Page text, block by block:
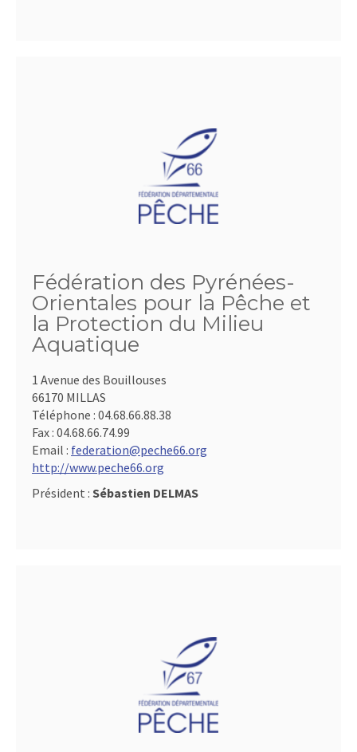
Fédération des Pyrénées-
Orientales pour la Pêche et
la Protection du Milieu
Aquatique
1 Avenue des Bouillouses
66170 MILLAS
Téléphone : 04.68.66.88.38
Fax : 04.68.66.74.99
Email : federation@peche66.org
http://www.peche66.org
Président : Sébastien DELMAS